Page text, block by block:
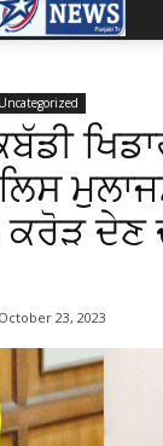
Uncategorized
ਦੇਣ
October 23, 2023